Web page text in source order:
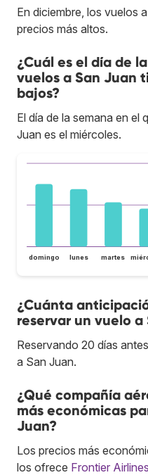
En diciembre, los vuelos
precios más altos.
¿Cuál es el día de
vuelos a San Juan
bajos?
El día de la semana en el
Juan es el miércoles.
domingo lunes martes
¿Cuánta
reservar un vuelo a
Reservando 20 días
a San Juan.
¿Qué compañía
más económicas
Juan?
Los precios más
los ofrece Frontier Airlines